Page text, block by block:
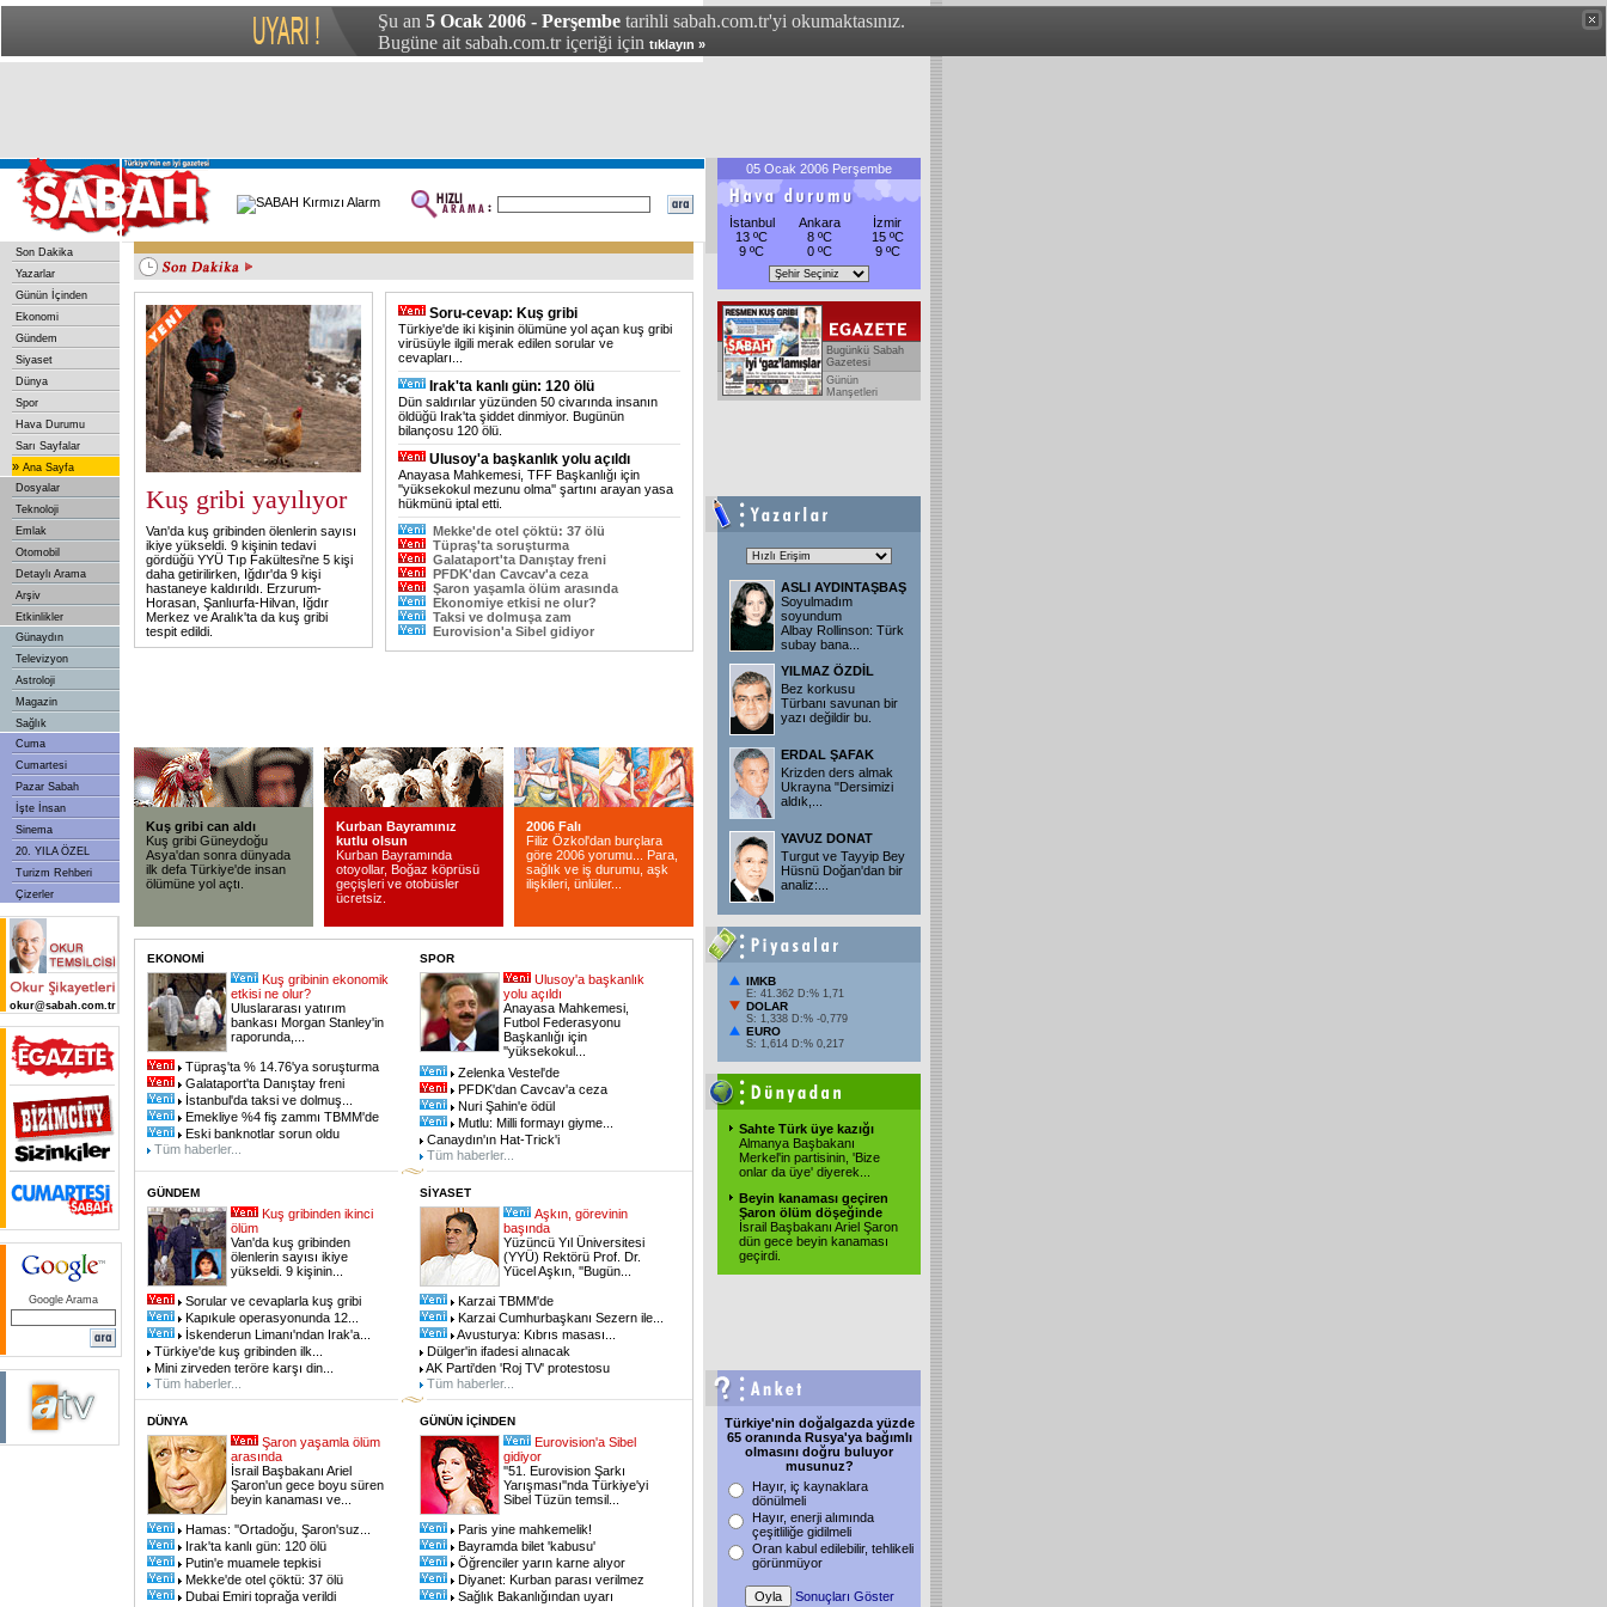
Şu an 5 Ocak 2006 - Perşembe tarihli sabah.com.tr'yi okumaktasınız.
Bugüne ait sabah.com.tr içeriği için tıklayın »
Son Dakika
Yazarlar
Günün İçinden
Ekonomi
Gündem
Siyaset
Dünya
Spor
Hava Durumu
Sarı Sayfalar
» Ana Sayfa
Dosyalar
Teknoloji
Emlak
Otomobil
Detaylı Arama
Arşiv
Etkinlikler
Günaydın
Televizyon
Astroloji
Magazin
Sağlık
Cuma
Cumartesi
Pazar Sabah
İşte İnsan
Sinema
20. YILA ÖZEL
Turizm Rehberi
Çizerler
okur@sabah.com.tr
Google Arama
Irak Başbakanı, Japonya İmparatoru ile görüştü
Kuş gribi yayılıyor
Van'da kuş gribinden ölenlerin sayısı
ikiye yükseldi. 9 kişinin tedavi
gördüğü YYÜ Tıp Fakültesi'ne 5 kişi
daha getirilirken, Iğdır'da 9 kişi
hastaneye kaldırıldı. Erzurum-
Horasan, Şanlıurfa-Hilvan, Iğdır
Merkez ve Aralık'ta da kuş gribi
tespit edildi.
Soru-cevap: Kuş gribi
Türkiye'de iki kişinin ölümüne yol açan kuş gribi
virüsüyle ilgili merak edilen sorular ve
cevapları...
Irak'ta kanlı gün: 120 ölü
Dün saldırılar yüzünden 50 civarında insanın
öldüğü Irak'ta şiddet dinmiyor. Bugünün
bilançosu 120 ölü.
Ulusoy'a başkanlık yolu açıldı
Anayasa Mahkemesi, TFF Başkanlığı için
''yüksekokul mezunu olma'' şartını arayan yasa
hükmünü iptal etti.
Mekke'de otel çöktü: 37 ölü
Tüpraş'ta soruşturma
Galataport'ta Danıştay freni
PFDK'dan Cavcav'a ceza
Şaron yaşamla ölüm arasında
Ekonomiye etkisi ne olur?
Taksi ve dolmuşa zam
Eurovision'a Sibel gidiyor
Kuş gribi can aldı
Kuş gribi Güneydoğu
Asya'dan sonra dünyada
ilk defa Türkiye'de insan
ölümüne yol açtı.
Kurban Bayramınız
kutlu olsun
Kurban Bayramında
otoyollar, Boğaz köprüsü
geçişleri ve otobüsler
ücretsiz.
2006 Falı
Filiz Özkol'dan burçlara
göre 2006 yorumu... Para,
sağlık ve iş durumu, aşk
ilişkileri, ünlüler...
EKONOMİ
Kuş gribinin ekonomik
etkisi ne olur?
Uluslararası yatırım
bankası Morgan Stanley'in
raporunda,...
Tüpraş'ta % 14.76'ya soruşturma
Galataport'ta Danıştay freni
İstanbul'da taksi ve dolmuş...
Emekliye %4 fiş zammı TBMM'de
Eski banknotlar sorun oldu
Tüm haberler...
SPOR
Ulusoy'a başkanlık
yolu açıldı
Anayasa Mahkemesi,
Futbol Federasyonu
Başkanlığı için
''yüksekokul...
Zelenka Vestel'de
PFDK'dan Cavcav'a ceza
Nuri Şahin'e ödül
Mutlu: Milli formayı giyme...
Canaydın'ın Hat-Trick'i
Tüm haberler...
GÜNDEM
Kuş gribinden ikinci
ölüm
Van'da kuş gribinden
ölenlerin sayısı ikiye
yükseldi. 9 kişinin...
Sorular ve cevaplarla kuş gribi
Kapıkule operasyonunda 12...
İskenderun Limanı'ndan Irak'a...
Türkiye'de kuş gribinden ilk...
Mini zirveden teröre karşı din...
Tüm haberler...
SİYASET
Aşkın, görevinin
başında
Yüzüncü Yıl Üniversitesi
(YYÜ) Rektörü Prof. Dr.
Yücel Aşkın, ''Bugün...
Karzai TBMM'de
Karzai Cumhurbaşkanı Sezern ile...
Avusturya: Kıbrıs masası...
Dülger'in ifadesi alınacak
AK Parti'den 'Roj TV' protestosu
Tüm haberler...
DÜNYA
Şaron yaşamla ölüm
arasında
İsrail Başbakanı Ariel
Şaron'un gece boyu süren
beyin kanaması ve...
Hamas: ''Ortadoğu, Şaron'suz...
Irak'ta kanlı gün: 120 ölü
Putin'e muamele tepkisi
Mekke'de otel çöktü: 37 ölü
Dubai Emiri toprağa verildi
GÜNÜN İÇİNDEN
Eurovision'a Sibel
gidiyor
''51. Eurovision Şarkı
Yarışması''nda Türkiye'yi
Sibel Tüzün temsil...
Paris yine mahkemelik!
Bayramda bilet 'kabusu'
Öğrenciler yarın karne alıyor
Diyanet: Kurban parası verilmez
Sağlık Bakanlığından uyarı
05 Ocak 2006 Perşembe
İstanbul
13 ºC
9 ºC
Ankara
8 ºC
0 ºC
İzmir
15 ºC
9 ºC
Bugünkü Sabah
Gazetesi
Günün
Manşetleri
ASLI AYDINTAŞBAŞ
Soyulmadım
soyundum
Albay Rollinson: Türk
subay bana...
YILMAZ ÖZDİL
Bez korkusu
Türbanı savunan bir
yazı değildir bu.
ERDAL ŞAFAK
Krizden ders almak
Ukrayna "Dersimizi
aldık,...
YAVUZ DONAT
Turgut ve Tayyip Bey
Hüsnü Doğan'dan bir
analiz:...
IMKB
E: 41.362 D:% 1,71
DOLAR
S: 1,338 D:% -0,779
EURO
S: 1,614 D:% 0,217
Sahte Türk üye kazığı
Almanya Başbakanı
Merkel'in partisinin, 'Bize
onlar da üye' diyerek...
Beyin kanaması geçiren
Şaron ölüm döşeğinde
İsrail Başbakanı Ariel Şaron
dün gece beyin kanaması
geçirdi.
Türkiye'nin doğalgazda yüzde
65 oranında Rusya'ya bağımlı
olmasını doğru buluyor
musunuz?
Hayır, iç kaynaklara
dönülmeli
Hayır, enerji alımında
çeşitliliğe gidilmeli
Oran kabul edilebilir, tehlikeli
görünmüyor
Sonuçları Göster